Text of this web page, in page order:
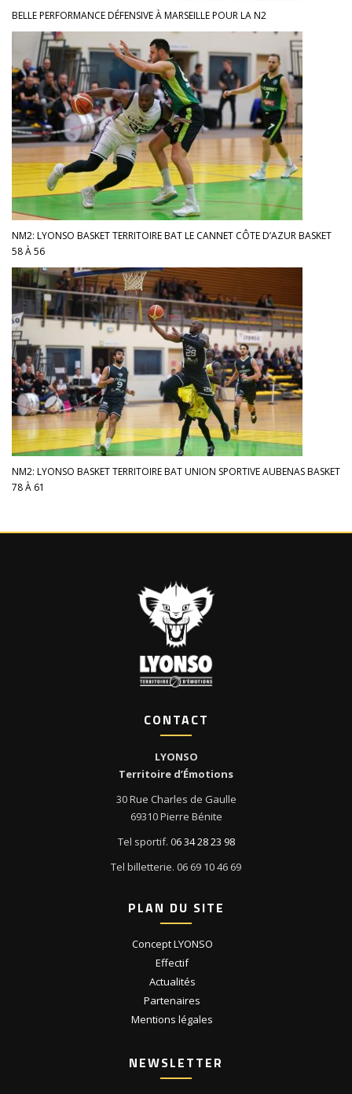
BELLE PERFORMANCE DÉFENSIVE À MARSEILLE POUR LA N2
NM2: LYONSO BASKET TERRITOIRE BAT LE CANNET CÔTE D’AZUR BASKET
58 À 56
NM2: LYONSO BASKET TERRITOIRE BAT UNION SPORTIVE AUBENAS BASKET
78 À 61
CONTACT
LYONSO
Territoire d’Émotions
30 Rue Charles de Gaulle
69310 Pierre Bénite
Tel sportif. 06 34 28 23 98
Tel billetterie. 06 69 10 46 69
PLAN DU SITE
Concept LYONSO
Effectif
Actualités
Partenaires
Mentions légales
NEWSLETTER